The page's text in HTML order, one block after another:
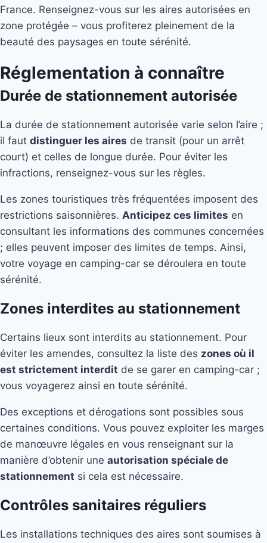
France. Renseignez-vous sur les aires autorisées en
zone protégée – vous profiterez pleinement de la
beauté des paysages en toute sérénité.
Réglementation à connaître
Durée de stationnement autorisée
La durée de stationnement autorisée varie selon l’aire ;
il faut distinguer les aires de transit (pour un arrêt
court) et celles de longue durée. Pour éviter les
infractions, renseignez-vous sur les règles.
Les zones touristiques très fréquentées imposent des
restrictions saisonnières. Anticipez ces limites en
consultant les informations des communes concernées
; elles peuvent imposer des limites de temps. Ainsi,
votre voyage en camping-car se déroulera en toute
sérénité.
Zones interdites au stationnement
Certains lieux sont interdits au stationnement. Pour
éviter les amendes, consultez la liste des zones où il
est strictement interdit de se garer en camping-car ;
vous voyagerez ainsi en toute sérénité.
Des exceptions et dérogations sont possibles sous
certaines conditions. Vous pouvez exploiter les marges
de manœuvre légales en vous renseignant sur la
manière d’obtenir une autorisation spéciale de
stationnement si cela est nécessaire.
Contrôles sanitaires réguliers
Les installations techniques des aires sont soumises à